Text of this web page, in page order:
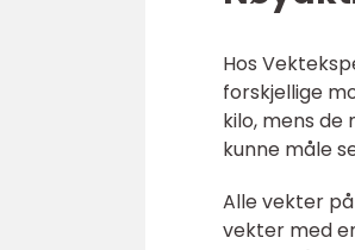
Hos
forskjellige
kilo, mens de
kunne måle
Alle vekter
vekter med